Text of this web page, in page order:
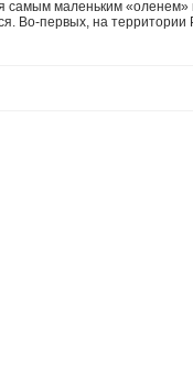
самым маленьким «оленем»
Во-первых, на